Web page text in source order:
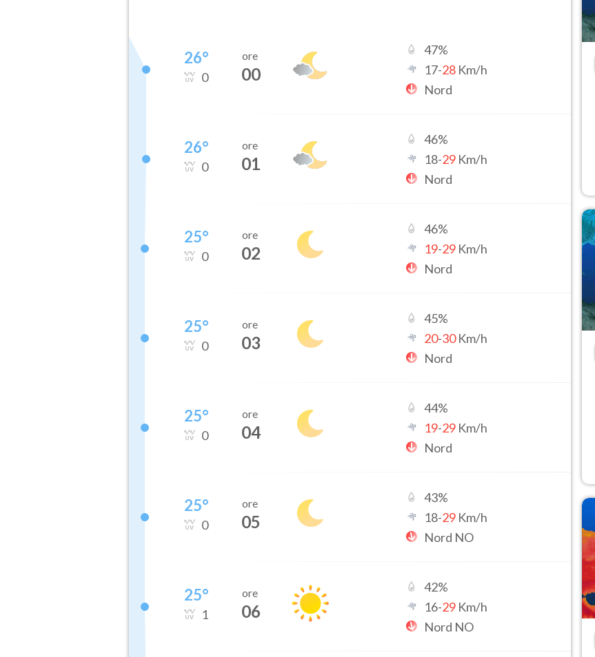
26°
0
ore
00
47%
17-28 Km/h
Nord
26°
0
ore
01
46%
18-29 Km/h
Nord
25°
0
ore
02
46%
19-29 Km/h
Nord
25°
0
ore
03
45%
20-30Km/h
Nord
25°
0
ore
04
44%
19-29 Km/h
Nord
25°
0
ore
05
43%
18-29 Km/h
Nord NO
25°
1
ore
06
42%
16-29 Km/h
Nord NO